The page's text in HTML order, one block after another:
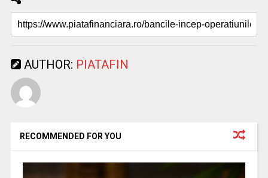
AUTHOR: PIATAFIN
RECOMMENDED FOR YOU